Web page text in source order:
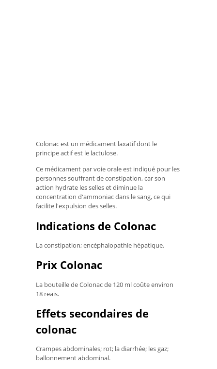
Colonac est un médicament laxatif dont le
principe actif est le lactulose.
Ce médicament par voie orale est indiqué pour les
personnes souffrant de constipation, car son
action hydrate les selles et diminue la
concentration d'ammoniac dans le sang, ce qui
facilite l'expulsion des selles.
Indications de Colonac
La constipation; encéphalopathie hépatique.
Prix ​​Colonac
La bouteille de Colonac de 120 ml coûte environ
18 reais.
Effets secondaires de
colonac
Crampes abdominales; rot; la diarrhée; les gaz;
ballonnement abdominal.